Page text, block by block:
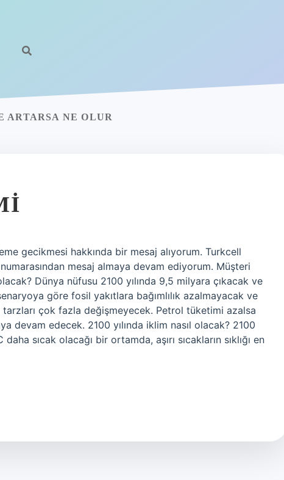
ARTARSA NE OLUR
gecikmesi hakkında bir mesaj alıyorum. Turkcell
mesaj almaya devam ediyorum. Müşteri
Dünya nüfusu 2100 yılında 9,5 milyara çıkacak ve
göre fosil yakıtlara bağımlılık azalmayacak ve
çok fazla değişmeyecek. Petrol tüketimi azalsa
devam edecek. 2100 yılında iklim nasıl olacak? 2100
daha sıcak olacağı bir ortamda, aşırı sıcakların sıklığı en